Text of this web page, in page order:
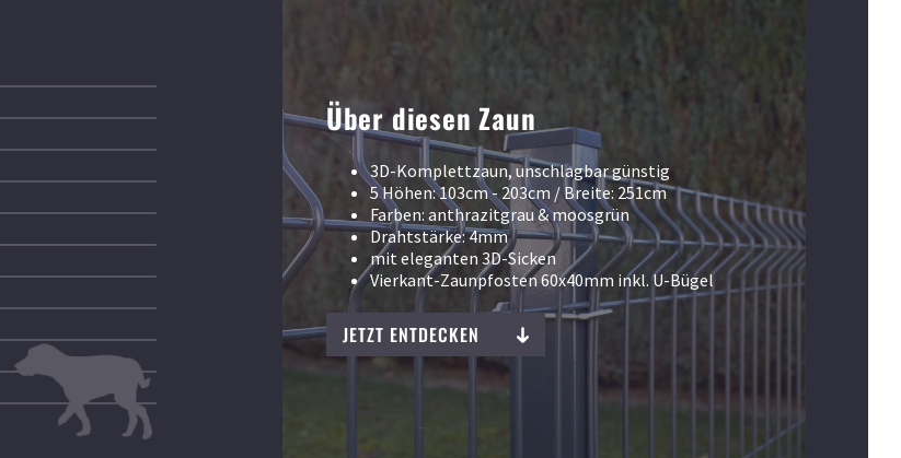
Über diesen Zaun
3D-Komplettzaun, unschlagbar günstig
5 Höhen: 103cm - 203cm / Breite: 251cm
Farben: anthrazitgrau & moosgrün
Drahtstärke: 4mm
mit eleganten 3D-Sicken
Vierkant-Zaunpfosten 60x40mm inkl. U-Bügel
JETZT ENTDECKEN